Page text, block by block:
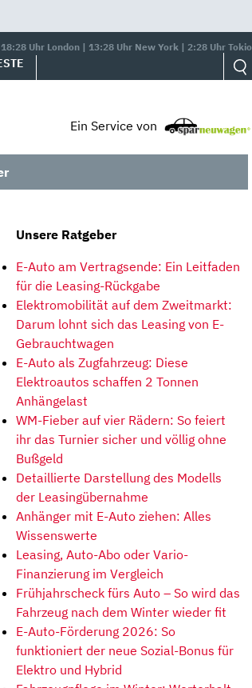
Uhr London | 13:28 Uhr New York | 2:28 Uhr Tokio
Ein Service von
Unsere Ratgeber
E-Auto am Vertragsende: Ein Leitfaden
für die Leasing-Rückgabe
Elektromobilität auf dem Zweitmarkt:
Darum lohnt sich das Leasing von E-
Gebrauchtwagen
E-Auto als Zugfahrzeug: Diese
Elektroautos schaffen 2 Tonnen
Anhängelast
WM-Fieber auf vier Rädern: So feiert
ihr das Turnier sicher und völlig ohne
Bußgeld
Detaillierte Darstellung des Modells
der Leasingübernahme
Anhänger mit E-Auto ziehen: Alles
Wissenswerte
Leasing, Auto-Abo oder Vario-
Finanzierung im Vergleich
Frühjahrscheck fürs Auto – So wird das
Fahrzeug nach dem Winter wieder fit
E-Auto-Förderung 2026: So
funktioniert der neue Sozial-Bonus für
Elektro und Hybrid